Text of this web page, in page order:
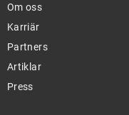
Om oss
Karriär
Partners
Artiklar
Press